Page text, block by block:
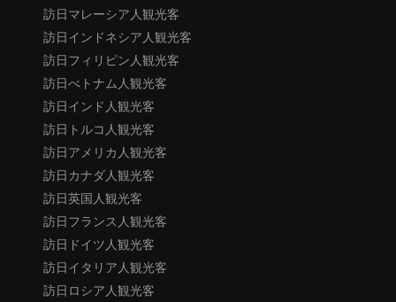
訪日マレーシア人観光客
訪日インドネシア人観光客
訪日フィリピン人観光客
訪日べトナム人観光客
訪日インド人観光客
訪日トルコ人観光客
訪日アメリカ人観光客
訪日カナダ人観光客
訪日英国人観光客
訪日フランス人観光客
訪日ドイツ人観光客
訪日イタリア人観光客
訪日ロシア人観光客